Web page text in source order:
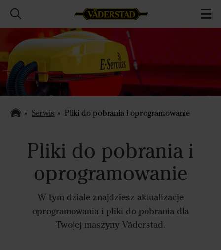
Serwis Pliki do pobrania i oprogramowanie
Pliki do pobrania i
oprogramowanie
W tym dziale znajdziesz aktualizacje
oprogramowania i pliki do pobrania dla
Twojej maszyny Väderstad.